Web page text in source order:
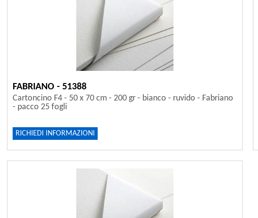
FABRIANO - 51388
Cartoncino F4 - 50 x 70 cm - 200 gr - bianco - ruvido - Fabriano
- pacco 25 fogli
RICHIEDI INFORMAZIONI